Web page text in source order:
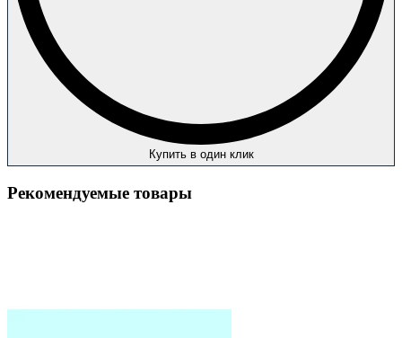
Купить в один клик
Рекомендуемые товары